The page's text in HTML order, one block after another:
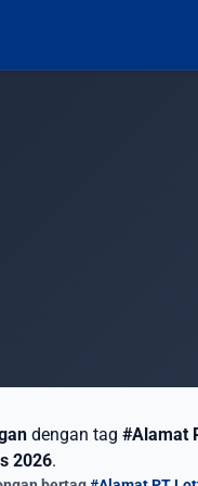
dengan tag #Alamat
2026.